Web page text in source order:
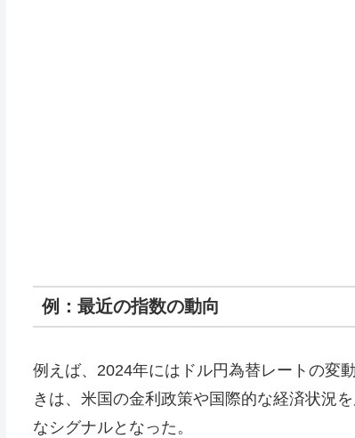
例：最近の指数の動向
例えば、2024年にはドル円為替レートの変
きは、米国の金利政策や国際的な経済状況
なシグナルとなった。